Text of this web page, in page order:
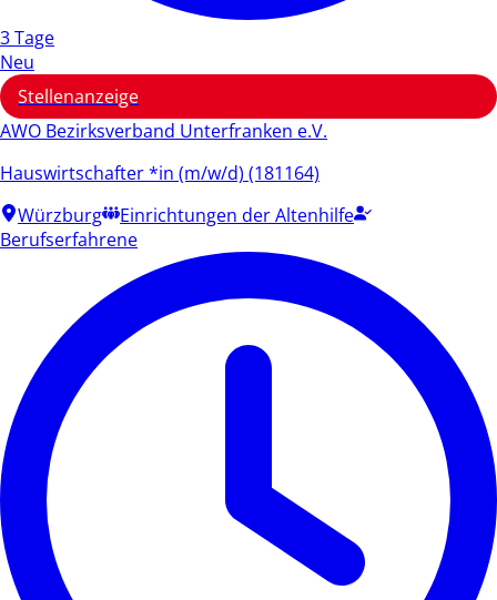
3 Tage
Neu
Stellenanzeige
AWO Bezirksverband Unterfranken e.V.
Hauswirtschafter *in (m/w/d) (181164)
Würzburg
Einrichtungen der Altenhilfe
Berufserfahrene